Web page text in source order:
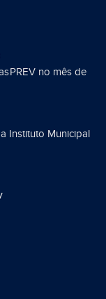
no mês de
Instituto Municipal